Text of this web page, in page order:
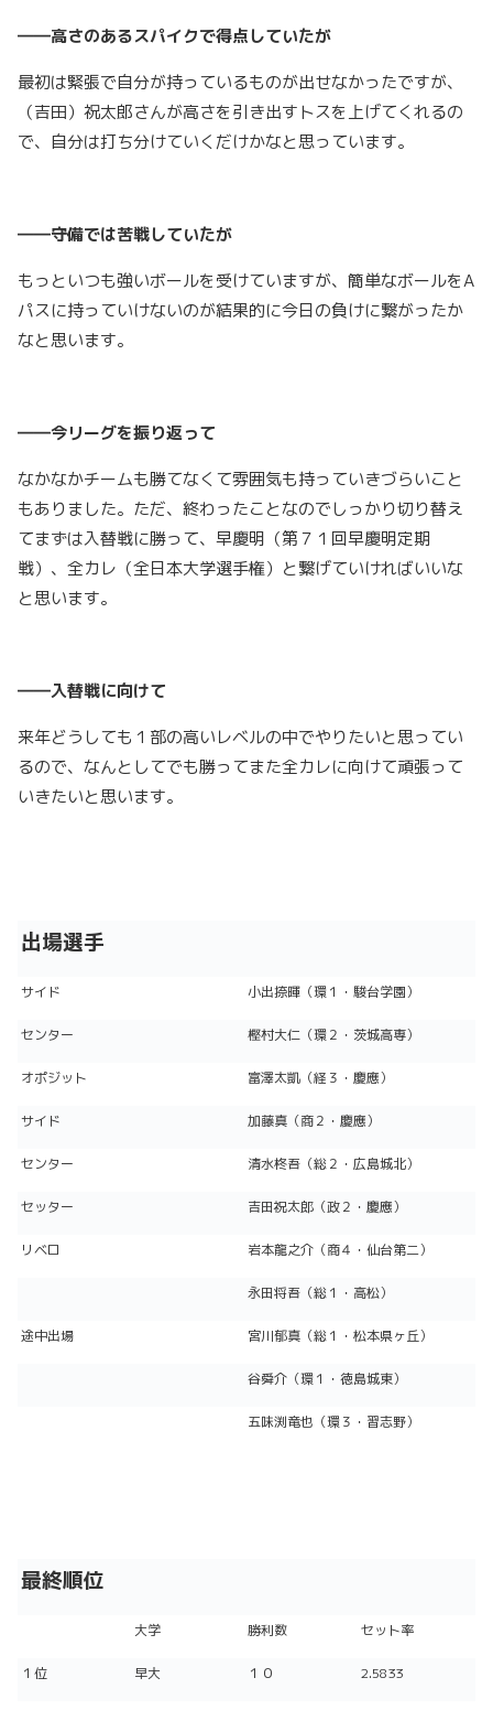
――高さのあるスパイクで得点していたが
最初は緊張で自分が持っているものが出せなかったですが、
（吉田）祝太郎さんが高さを引き出すトスを上げてくれるの
で、自分は打ち分けていくだけかなと思っています。
――守備では苦戦していたが
もっといつも強いボールを受けていますが、簡単なボールをA
パスに持っていけないのが結果的に今日の負けに繋がったか
なと思います。
――今リーグを振り返って
なかなかチームも勝てなくて雰囲気も持っていきづらいこと
もありました。ただ、終わったことなのでしっかり切り替え
てまずは入替戦に勝って、早慶明（第７１回早慶明定期
戦）、全カレ（全日本大学選手権）と繋げていければいいな
と思います。
――入替戦に向けて
来年どうしても１部の高いレベルの中でやりたいと思ってい
るので、なんとしてでも勝ってまた全カレに向けて頑張って
いきたいと思います。
出場選手
サイド 小出捺暉（環１・駿台学園）
センター 樫村大仁（環２・茨城高専）
オポジット 富澤太凱（経３・慶應）
サイド 加藤真（商２・慶應）
センター 清水柊吾（総２・広島城北）
セッター 吉田祝太郎（政２・慶應）
リベロ 岩本龍之介（商４・仙台第二）
永田将吾（総１・高松）
途中出場 宮川郁真（総１・松本県ヶ丘）
谷舜介（環１・徳島城東）
五味渕竜也（環３・習志野）
最終順位
大学 勝利数 セット率
１位 早大 １０ 2.5833